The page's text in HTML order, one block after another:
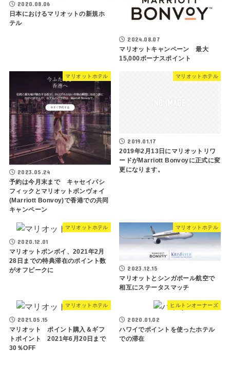
2020.08.06
日本におけるマリオットの新規ホ
テル
2024.08.07
マリオットキャンペーン 最大
15,000ボーナスポイント
マリオットホテル
2023.05.24
予約は今月末まで キャセイパシ
フィックとマリオットボンヴォイ
(Marriott Bonvoy)で香港での共同
キャンペーン
マリオットホテル
2019.01.17
2019年2月13日にマリオットリワ
ードがMarriott Bonvoyに正式に変
更になります。
マリオットホテル
2020.12.01
マリオットボンボイ、2021年2月
28日までの特典滞在のポイント数
がオフピークに
マリオットホテル
2023.12.15
マリオットとシンガポール航空で
相互にステータスマッチ
マリオットホテル
2021.05.15
マリオット ポイント購入＆ギフ
トポイント 2021年6月20日まで
30％OFF
ヒルトンオーナーズ
2020.01.02
ハワイでポイントを使ったホテル
での滞在